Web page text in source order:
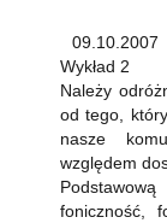
09.10.2007
Wykład 2
Należy
od tego,
nasze
względem
foniczność,